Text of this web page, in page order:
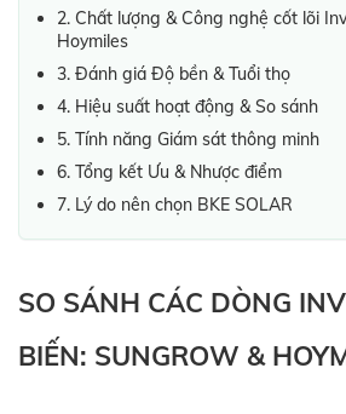
2. Chất lượng & Công nghệ cốt lõi
Hoymiles
3. Đánh giá Độ bền & Tuổi thọ
4. Hiệu suất hoạt động & So sánh
5. Tính năng Giám sát thông minh
6. Tổng kết Ưu & Nhược điểm
7. Lý do nên chọn BKE SOLAR
SO SÁNH CÁC DÒNG
BIẾN: SUNGROW &